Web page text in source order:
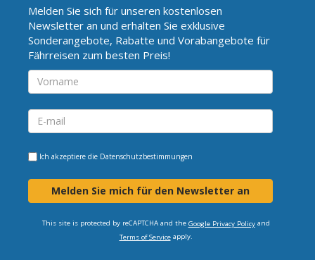
Melden Sie sich für unseren kostenlosen
Newsletter an und erhalten Sie exklusive
Sonderangebote, Rabatte und Vorabangebote für
Fährreisen zum besten Preis!
Ich akzeptiere die Datenschutzbestimmungen
Melden Sie mich für den Newsletter an
This site is protected by reCAPTCHA and the Google Privacy Policyand
Terms of Serviceapply.